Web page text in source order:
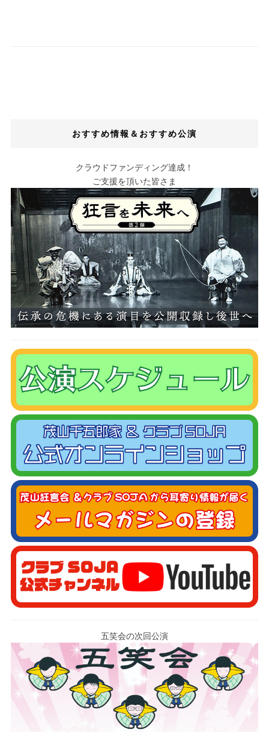
おすすめ情報＆おすすめ公演
クラウドファンディング達成！
ご支援を頂いた皆さま
五笑会の次回公演